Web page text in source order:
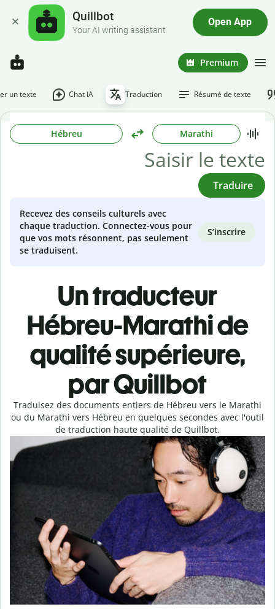
Quillbot
Your AI writing assistant
Open App
Premium
un texte Chat IA Traduction Résumé de texte
Hébreu Marathi
Traduire
Recevez des conseils culturels avec
chaque traduction. Connectez-vous pour
que vos mots résonnent, pas seulement
se traduisent.
S’inscrire
Un traducteur
Hébreu-Marathi de
qualité supérieure,
par Quillbot
Traduisez des documents entiers de Hébreu vers le Marathi
ou du Marathi vers Hébreu en quelques secondes avec l'outil
de traduction haute qualité de Quillbot.